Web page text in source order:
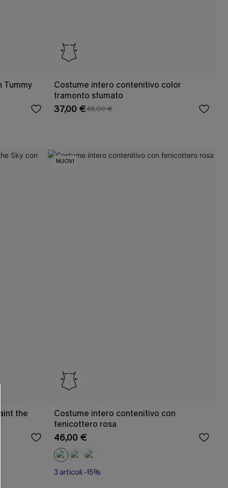
Tummy
Costume intero contenitivo color
tramonto sfumato
37,00 €46,00 €
the
NUOVI
Costume intero contenitivo con
fenicottero rosa
46,00 €
3 articoli -15%
D'ORDINE
PIÙ ARTICOLI